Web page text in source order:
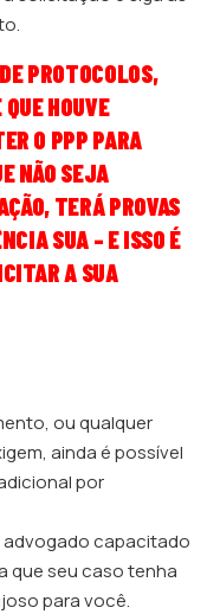
PROTOCOLOS,
QUE HOUVE
O PPP PARA
NÃO SEJA
TERÁ PROVAS
SUA – E ISSO É
A SUA
ou qualquer
ainda é possível
por
advogado capacitado
que seu caso tenha
para você.